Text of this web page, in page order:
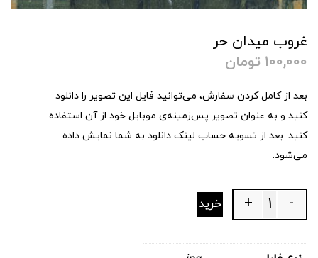
غروب میدان حر
100,000 تومان
بعد از کامل کردن سفارش، می‌توانید فایل این تصویر را دانلود
کنید و به عنوان تصویر پس‌زمینه‌ی موبایل خود از آن استفاده
کنید. بعد از تسویه حساب لینک دانلود به شما نمایش داده
می‌شود.
Quantity -
+ خرید